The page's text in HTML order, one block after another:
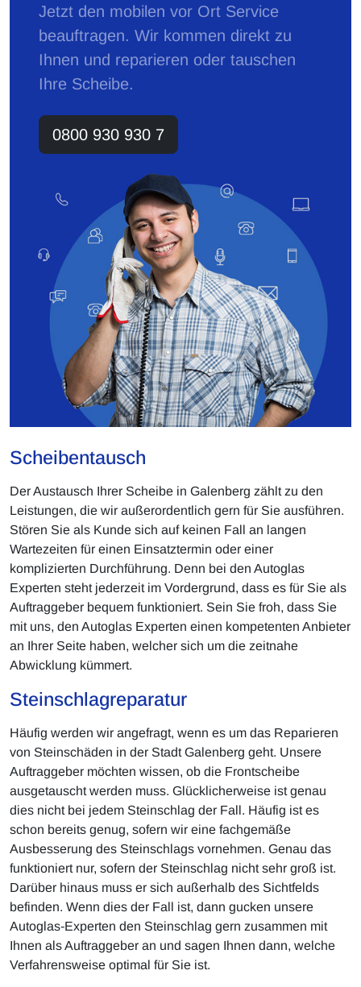
Jetzt den mobilen vor Ort Service
beauftragen. Wir kommen direkt zu
Ihnen und reparieren oder tauschen
Ihre Scheibe.
0800 930 930 7
Scheibentausch
Der Austausch Ihrer Scheibe in Galenberg zählt zu den
Leistungen, die wir außerordentlich gern für Sie ausführen.
Stören Sie als Kunde sich auf keinen Fall an langen
Wartezeiten für einen Einsatztermin oder einer
komplizierten Durchführung. Denn bei den Autoglas
Experten steht jederzeit im Vordergrund, dass es für Sie als
Auftraggeber bequem funktioniert. Sein Sie froh, dass Sie
mit uns, den Autoglas Experten einen kompetenten Anbieter
an Ihrer Seite haben, welcher sich um die zeitnahe
Abwicklung kümmert.
Steinschlagreparatur
Häufig werden wir angefragt, wenn es um das Reparieren
von Steinschäden in der Stadt Galenberg geht. Unsere
Auftraggeber möchten wissen, ob die Frontscheibe
ausgetauscht werden muss. Glücklicherweise ist genau
dies nicht bei jedem Steinschlag der Fall. Häufig ist es
schon bereits genug, sofern wir eine fachgemäße
Ausbesserung des Steinschlags vornehmen. Genau das
funktioniert nur, sofern der Steinschlag nicht sehr groß ist.
Darüber hinaus muss er sich außerhalb des Sichtfelds
befinden. Wenn dies der Fall ist, dann gucken unsere
Autoglas-Experten den Steinschlag gern zusammen mit
Ihnen als Auftraggeber an und sagen Ihnen dann, welche
Verfahrensweise optimal für Sie ist.